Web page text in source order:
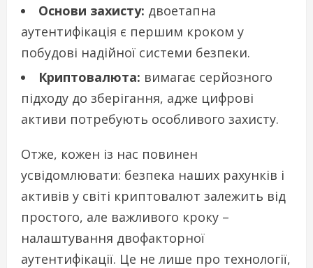
Основи захисту: двоетапна
аутентифікація є першим кроком у
побудові надійної системи безпеки.
Криптовалюта: вимагає серйозного
підходу до зберігання, адже цифрові
активи потребують особливого захисту.
Отже, кожен із нас повинен
усвідомлювати: безпека наших рахунків і
активів у світі криптовалют залежить від
простого, але важливого кроку –
налаштування двофакторної
аутентифікації. Це не лише про технології,